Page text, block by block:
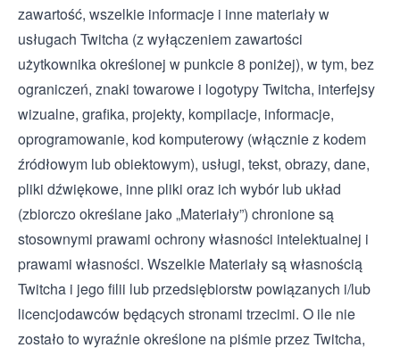
zawartość, wszelkie informacje i inne materiały w
usługach Twitcha (z wyłączeniem zawartości
użytkownika określonej w punkcie 8 poniżej), w tym, bez
ograniczeń, znaki towarowe i logotypy Twitcha, interfejsy
wizualne, grafika, projekty, kompilacje, informacje,
oprogramowanie, kod komputerowy (włącznie z kodem
źródłowym lub obiektowym), usługi, tekst, obrazy, dane,
pliki dźwiękowe, inne pliki oraz ich wybór lub układ
(zbiorczo określane jako „Materiały”) chronione są
stosownymi prawami ochrony własności intelektualnej i
prawami własności. Wszelkie Materiały są własnością
Twitcha i jego filii lub przedsiębiorstw powiązanych i/lub
licencjodawców będących stronami trzecimi. O ile nie
zostało to wyraźnie określone na piśmie przez Twitcha,